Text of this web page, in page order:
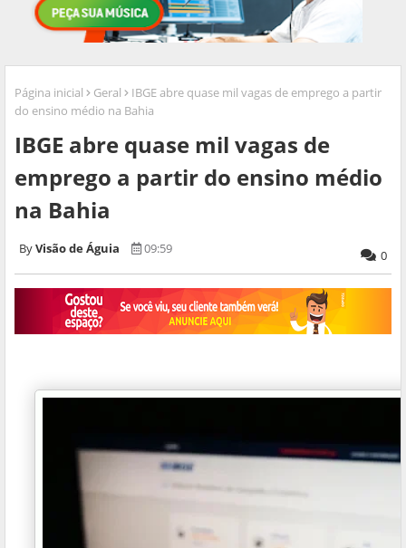
Página inicial Geral
IBGE abre quase mil vagas de emprego a partir
do ensino médio na Bahia
IBGE abre quase mil vagas de
emprego a partir do ensino médio
na Bahia
Visão de Águia 09:59 0